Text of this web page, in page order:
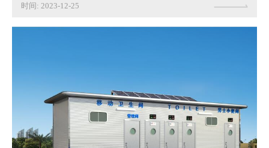
时间: 2023-12-25